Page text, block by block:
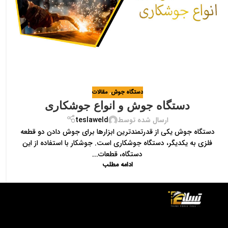
دستگاه جوش,مقالات
دستگاه جوش و انواع جوشکاری
ارسال شده توسط
teslaweld
دستگاه جوش یکی از قدرتمندترین ابزارها برای جوش دادن دو قطعه
فلزی به یکدیگر، دستگاه جوشکاری است. جوشکار با استفاده از این
دستگاه، قطعات...
ادامه مطلب